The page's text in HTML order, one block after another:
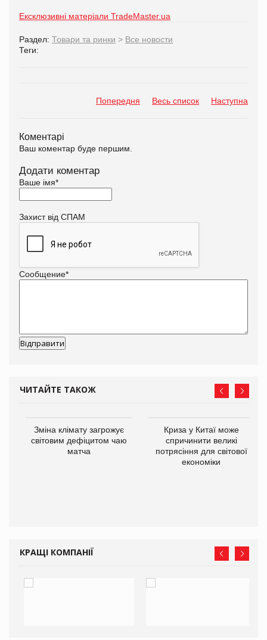
Ексклюзивні матеріали TradeMaster.ua
Раздел: Товари та ринки > Все новости
Теги:
Попередня Весь список Наступна
Коментарі
Ваш коментар буде першим.
Додати коментар
Ваше імя*
Захист від СПАМ
Сообщение*
ЧИТАЙТЕ ТАКОЖ
Зміна клімату загрожує
світовим дефіцитом чаю
матча
Криза у Китаї може
спричинити великі
потрясіння для світової
економіки
КРАЩІ КОМПАНІЇ